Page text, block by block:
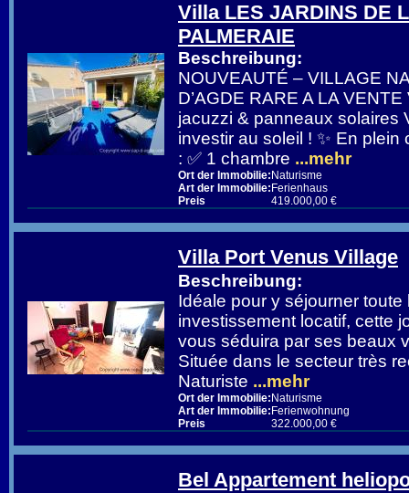
Villa LES JARDINS DE
PALMERAIE
Beschreibung:
NOUVEAUTÉ – VILLAGE
D’AGDE RARE A LA
jacuzzi & panneaux solaires
investir au soleil ! ✨ En
: ✅ 1 chambre ...mehr
Ort der Immobilie: Naturisme
Art der Immobilie: Ferienhaus
Preis
419.000,00 €
Villa Port Venus Village
Beschreibung:
Idéale pour y séjourner toute
investissement locatif, cette
vous séduira par ses beaux
Située dans le secteur très
Naturiste ...mehr
Ort der Immobilie: Naturisme
Art der Immobilie: Ferienwohnung
Preis
322.000,00 €
Bel Appartement